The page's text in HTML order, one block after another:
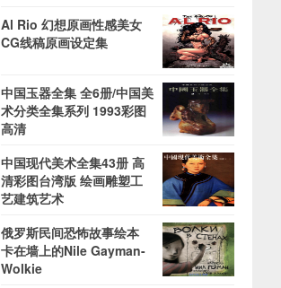
Al Rio 幻想原画性感美女
CG线稿原画设定集
中国玉器全集 全6册/中国美
术分类全集系列 1993彩图
高清
中国现代美术全集43册 高
清彩图台湾版 绘画雕塑工
艺建筑艺术
俄罗斯民间恐怖故事绘本
卡在墙上的Nile Gayman-
Wolkie